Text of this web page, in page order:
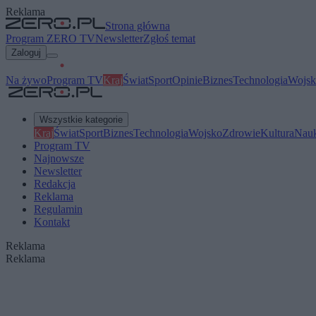
Reklama
Strona główna
Program ZERO TVNewsletterZgłoś temat
Zaloguj
Na żywoProgram TVKrajŚwiatSportOpinieBiznesTechnologia
Wszystkie kategorie
KrajŚwiatSportBiznesTechnologiaWojskoZdrowieKultura
Program TV
Najnowsze
Newsletter
Redakcja
Reklama
Regulamin
Kontakt
Reklama
Reklama